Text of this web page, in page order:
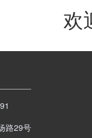
欢
路29号